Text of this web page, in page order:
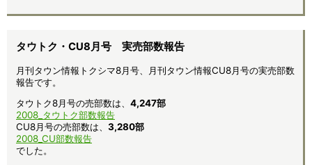
タウトク・CU8月号 実売部数報告
月刊タウン情報トクシマ8月号、月刊タウン情報CU8月号の実売部数
報告です。
タウトク8月号の売部数は、 4,247部
2008_タウトク部数報告
CU8月号の売部数は、 3,280部
2008_CU部数報告
でした。